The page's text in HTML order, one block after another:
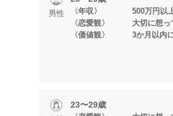
男性
〈年収〉 500万円以
〈恋愛観〉 大切に想っ
〈価値観〉 3か月以内に
23〜29歳